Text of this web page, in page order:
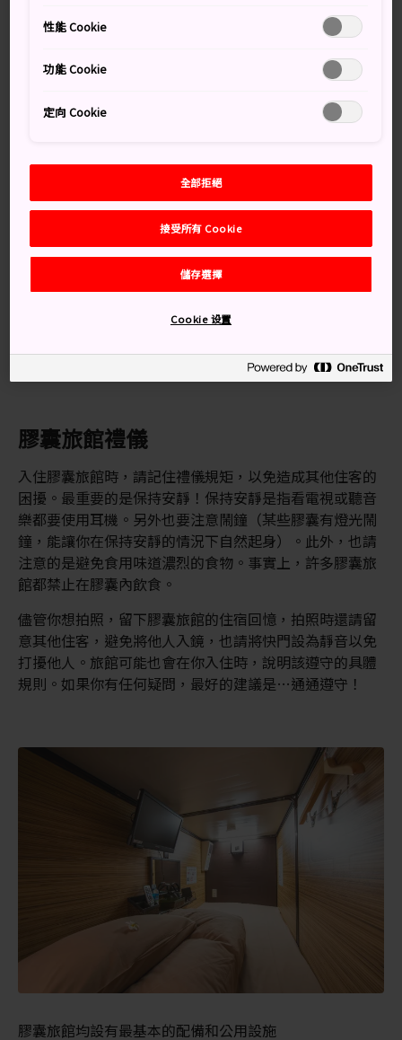
好處，至少你一定能拍到可以上載到社群媒體的炫耀照
入住時，膠囊旅館的工作人員會告知你該遵守的規矩
膠囊旅館禮儀
入住膠囊旅館時，請記住禮儀規矩，以免造成其他住客的
困擾。最重要的是保持安靜！保持安靜是指看電視或聽音
樂都要使用耳機。另外也要注意鬧鐘（某些膠囊有燈光鬧
鐘，能讓你在保持安靜的情況下自然起身）。此外，也請
注意的是避免食用味道濃烈的食物。事實上，許多膠囊旅
館都禁止在膠囊內飲食。
儘管你想拍照，留下膠囊旅館的住宿回憶，拍照時還請留
意其他住客，避免將他人入鏡，也請將快門設為靜音以免
打擾他人。旅館可能也會在你入住時，說明該遵守的具體
規則。如果你有任何疑問，最好的建議是…通通遵守！
膠囊旅館均設有最基本的配備和公用設施
性能 Cookie
功能 Cookie
定向 Cookie
全部拒絕
接受所有 Cookie
儲存選擇
Cookie 设置